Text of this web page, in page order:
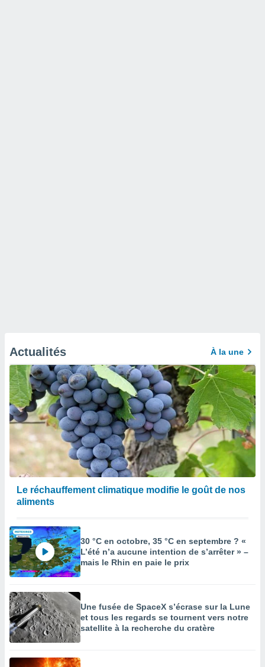
Actualités À la une
Le réchauffement climatique modifie le goût de nos
aliments
30 °C en octobre, 35 °C en septembre ? «
L’été n’a aucune intention de s’arrêter » –
mais le Rhin en paie le prix
Une fusée de SpaceX s’écrase sur la Lune
et tous les regards se tournent vers notre
satellite à la recherche du cratère